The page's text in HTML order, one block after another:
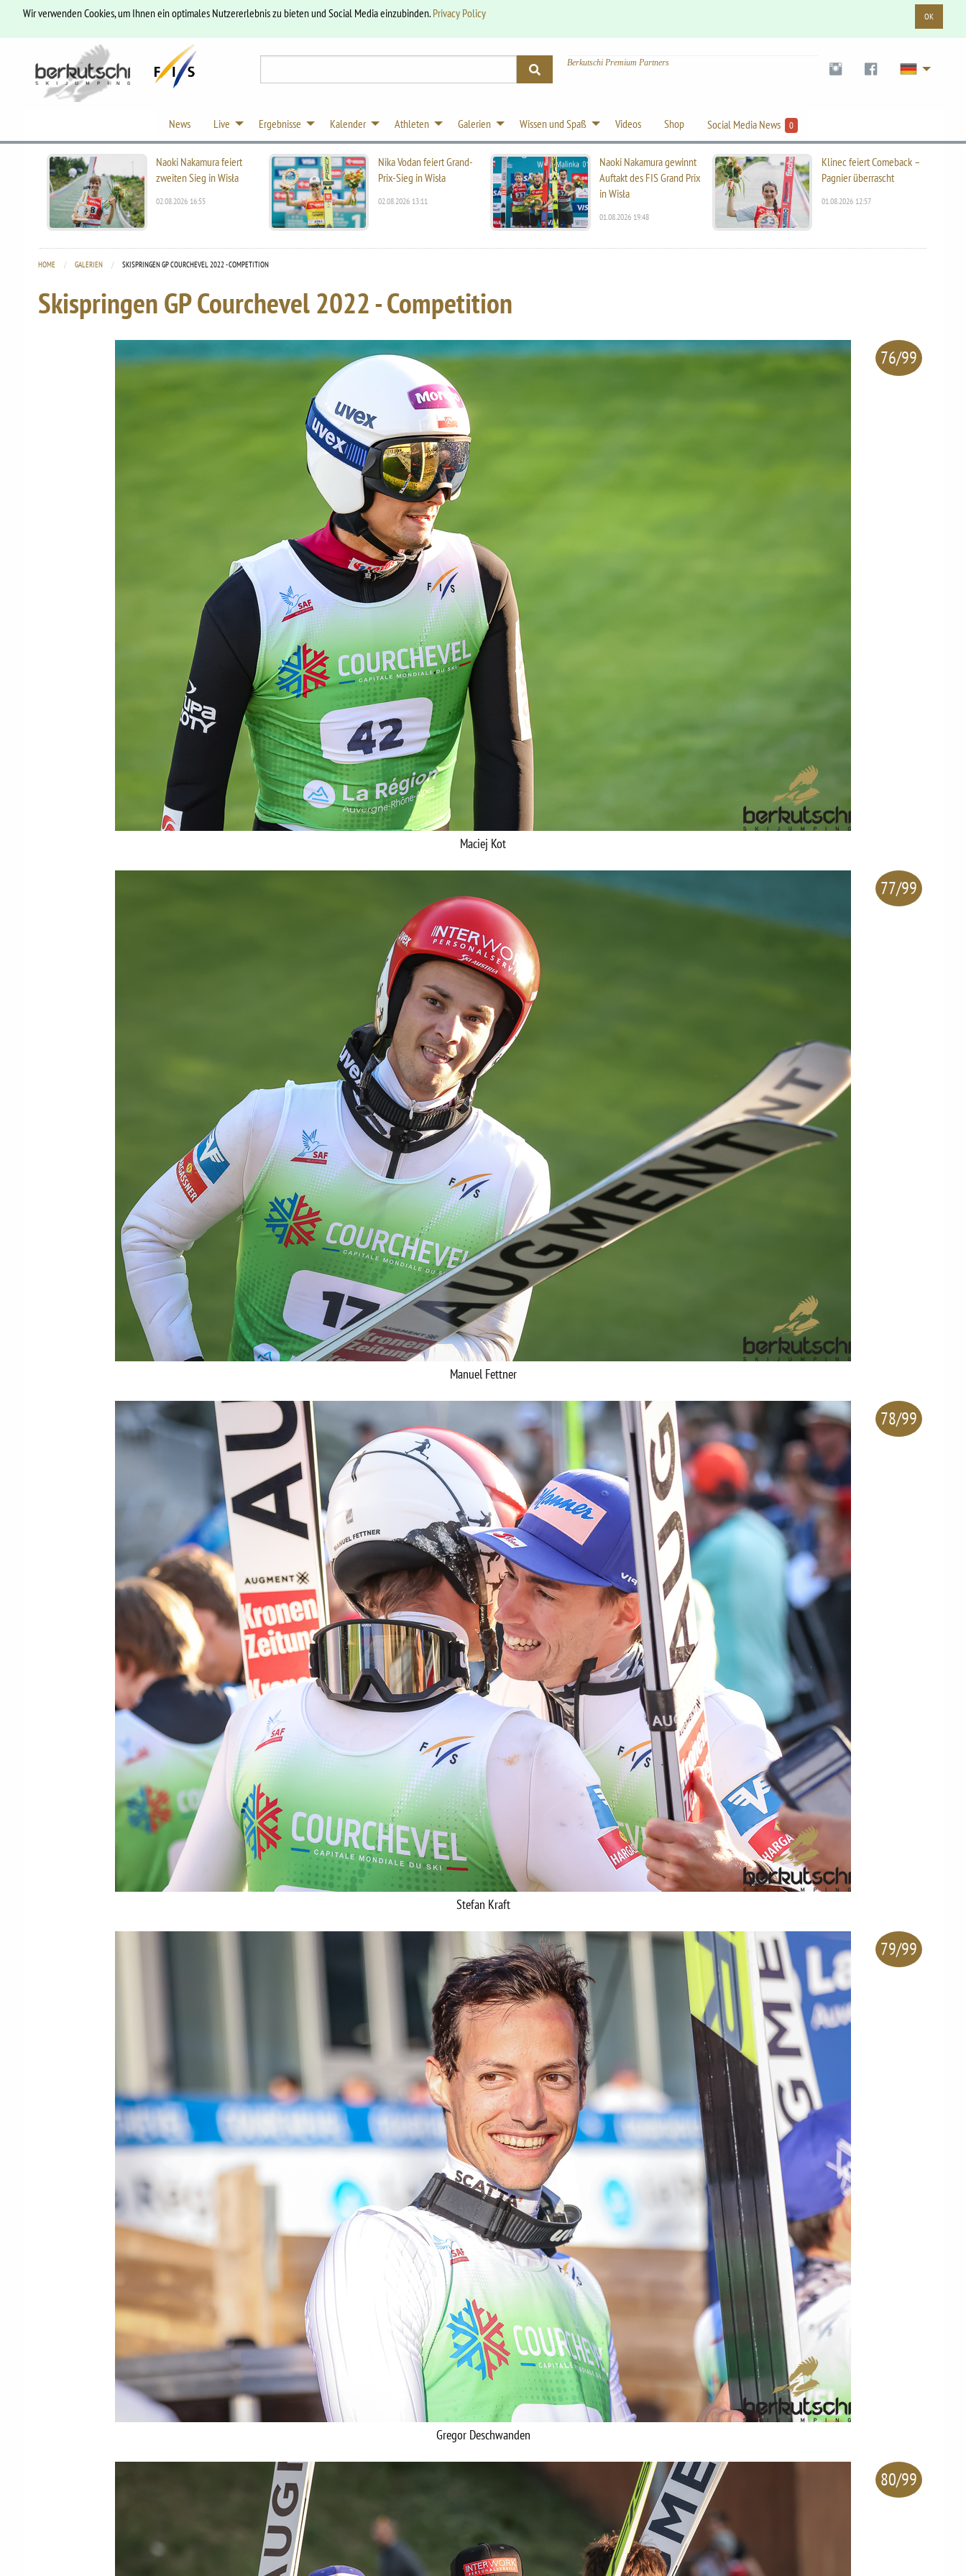
Wir verwenden Cookies, um Ihnen ein optimales Nutzererlebnis zu bieten und Social Media einzubinden.Privacy Policy OK
Berkutschi Premium Partners
News Live Ergebnisse Kalender Athleten Galerien Wissen und Spaß Videos Shop Social Media News 0
Naoki Nakamura feiert
zweiten Sieg in Wisła
02.08.2026 16:55
Nika Vodan feiert Grand-
Prix-Sieg in Wisła
02.08.2026 13:11
Naoki Nakamura gewinnt
Auftakt des FIS Grand Prix
in Wisła
01.08.2026 19:48
Klinec feiert Comeback –
Pagnier überrascht
01.08.2026 12:57
HOME GALERIEN CURRENT:
SKISPRINGEN GP COURCHEVEL 2022 - COMPETITION
Skispringen GP Courchevel 2022 - Competition
76/99
Maciej Kot
77/99
Manuel Fettner
78/99
Stefan Kraft
79/99
Gregor Deschwanden
80/99